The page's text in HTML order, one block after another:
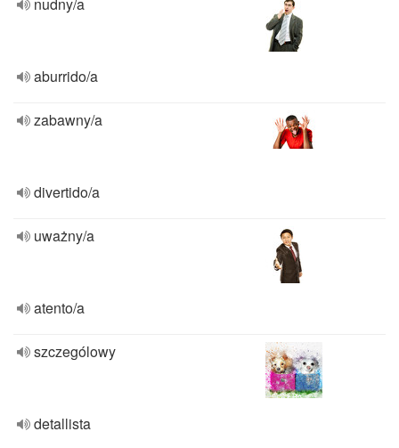
aburrido/a
zabawny/a
divertido/a
uważny/a
atento/a
szczególowy
detallista